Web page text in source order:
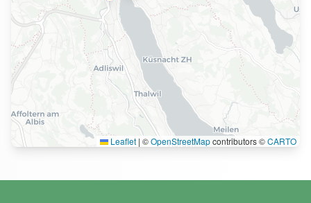
Leaflet | ©OpenStreetMapcontributors ©CARTO